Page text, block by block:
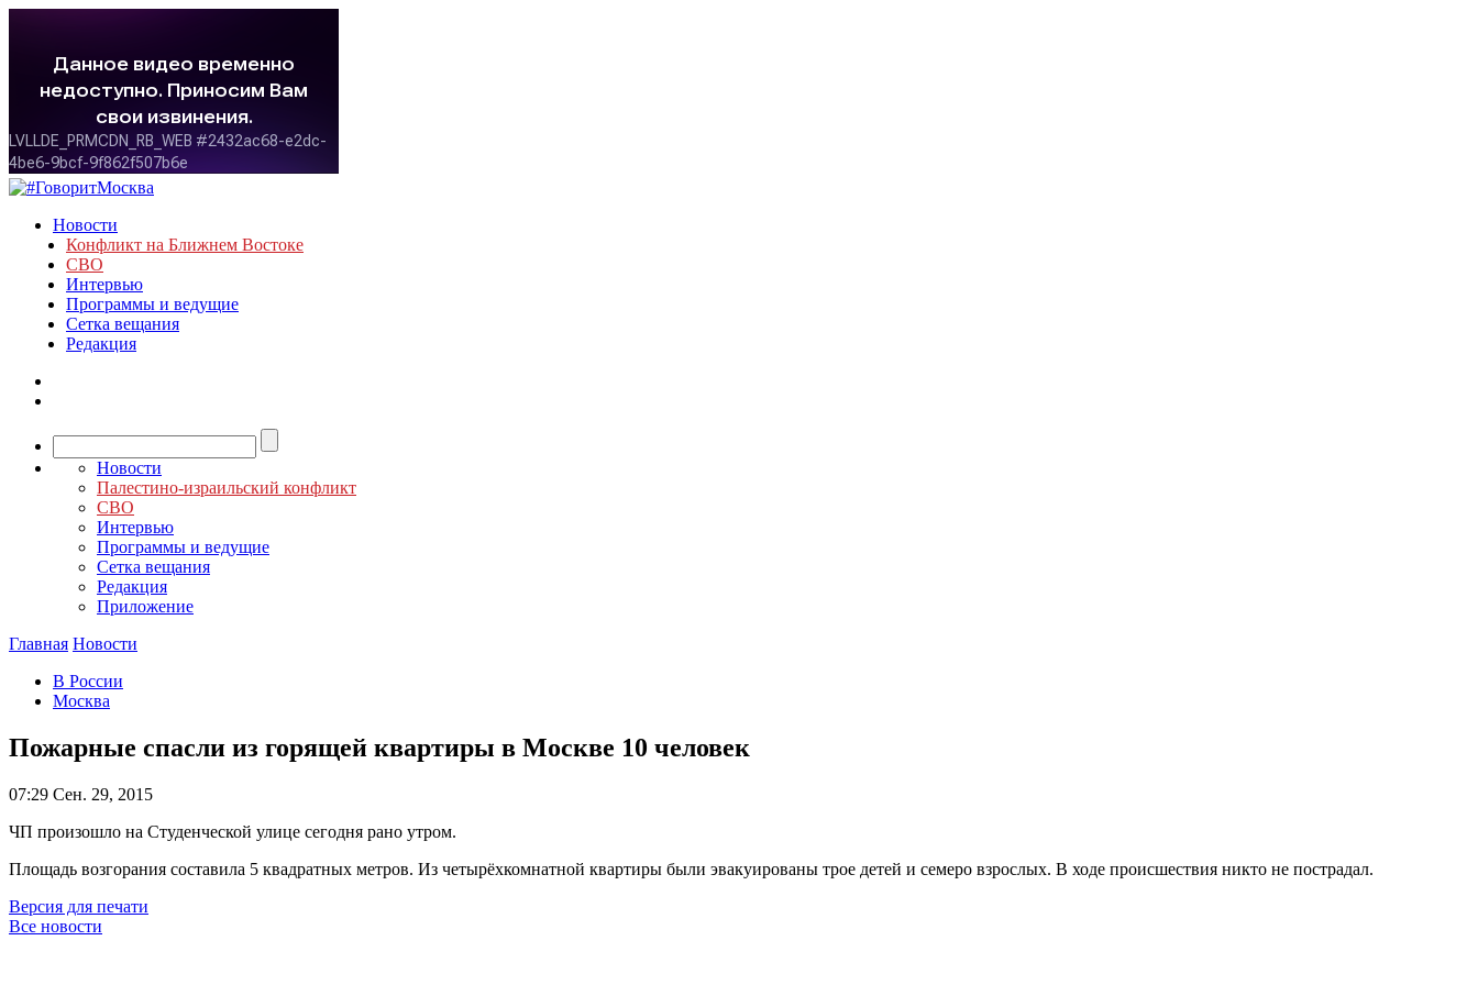
Новости
Конфликт на Ближнем Востоке
СВО
Интервью
Программы и ведущие
Сетка вещания
Редакция
Новости
Палестино-израильский конфликт
СВО
Интервью
Программы и ведущие
Сетка вещания
Редакция
Приложение
Главная Новости
В России
Москва
Пожарные спасли из горящей квартиры в Москве 10 человек
07:29 Сен. 29, 2015
ЧП произошло на Студенческой улице сегодня рано утром.
Площадь возгорания составила 5 квадратных метров. Из четырёхкомнатной квартиры были эвакуированы трое детей и семеро взрослых. В ходе происшествия никто не пострадал.
Версия для печати
Все новости